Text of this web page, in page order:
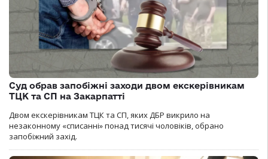
Суд обрав запобіжні заходи двом екскерівникам
ТЦК та СП на Закарпатті
Двом екскерівникам ТЦК та СП, яких ДБР викрило на
незаконному «списанні» понад тисячі чоловіків, обрано
запобіжний захід.